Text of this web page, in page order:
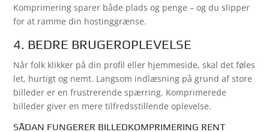
Komprimering sparer både plads og penge – og du slipper
for at ramme din hostinggrænse.
4. BEDRE BRUGEROPLEVELSE
Når folk klikker på din profil eller hjemmeside, skal det føles
let, hurtigt og nemt. Langsom indlæsning på grund af store
billeder er en frustrerende spærring. Komprimerede
billeder giver en mere tilfredsstillende oplevelse.
SÅDAN FUNGERER BILLEDKOMPRIMERING RENT